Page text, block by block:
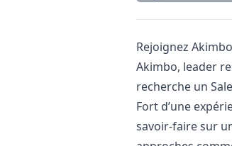
Description
Rejoignez
Akimbo, leader
recherche un
Fort d’une
savoir-faire sur